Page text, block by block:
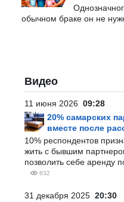
обычном браке он не
Видео
11 июня 2026 09:28
20% самарских
вместе после
10% респондентов
жить с бывшим
позволить себе аренду
832
31 декабря 2025 20:30